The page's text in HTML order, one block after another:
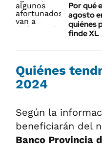
Por qué
agosto
quiénes
finde XL
Quiénes
2024
Según la
beneficiarán del
Banco Provincia